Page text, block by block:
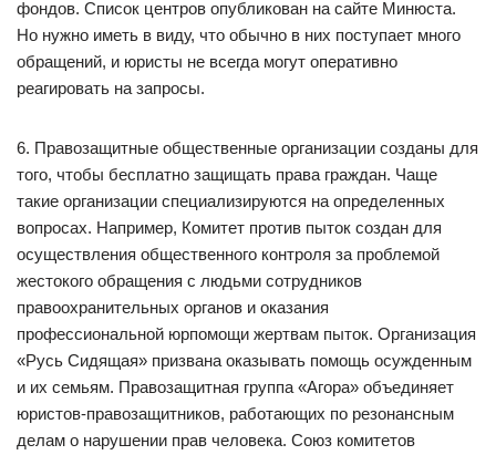
фондов. Список центров опубликован на сайте Минюста.
Но нужно иметь в виду, что обычно в них поступает много
обращений, и юристы не всегда могут оперативно
реагировать на запросы.
6. Правозащитные общественные организации созданы для
того, чтобы бесплатно защищать права граждан. Чаще
такие организации специализируются на определенных
вопросах. Например, Комитет против пыток создан для
осуществления общественного контроля за проблемой
жестокого обращения с людьми сотрудников
правоохранительных органов и оказания
профессиональной юрпомощи жертвам пыток. Организация
«Русь Сидящая» призвана оказывать помощь осужденным
и их семьям. Правозащитная группа «Агора» объединяет
юристов-правозащитников, работающих по резонансным
делам о нарушении прав человека. Союз комитетов